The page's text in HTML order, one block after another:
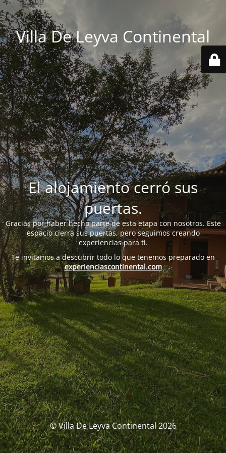
Villa De Leyva Continental
El alojamiento cerró sus
puertas.
Gracias por haber hecho parte de esta etapa con nosotros. Este
espacio cierra sus puertas, pero seguimos creando
experiencias para ti.
Te invitamos a descubrir todo lo que tenemos preparado en
experienciascontinental.com
© Villa De Leyva Continental 2026